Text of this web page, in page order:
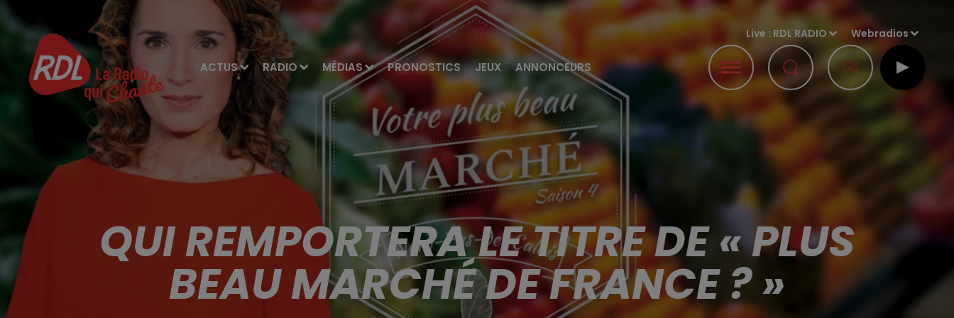
ACTUS RADIO MÉDIAS PRONOSTICS JEUX ANNONCEURS
Live : RDL RADIO Webradios
QUI REMPORTERA LE TITRE DE « PLUS
BEAU MARCHÉ DE FRANCE ? »